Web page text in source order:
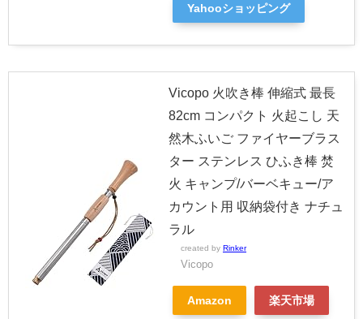
Yahooショッピング
Vicopo 火吹き棒 伸縮式 最長
82cm コンパクト 火起こし 天
然木ふいご ファイヤーブラス
ター ステンレス ひふき棒 焚
火 キャンプ/バーベキュー/ア
カウント用 収納袋付き ナチュ
ラル
created by Rinker
Vicopo
Amazon 楽天市場